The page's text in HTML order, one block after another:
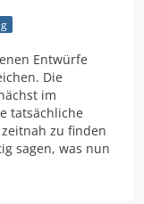
Entwürfe
Die
im
tatsächliche
zeitnah zu finden
sagen, was nun